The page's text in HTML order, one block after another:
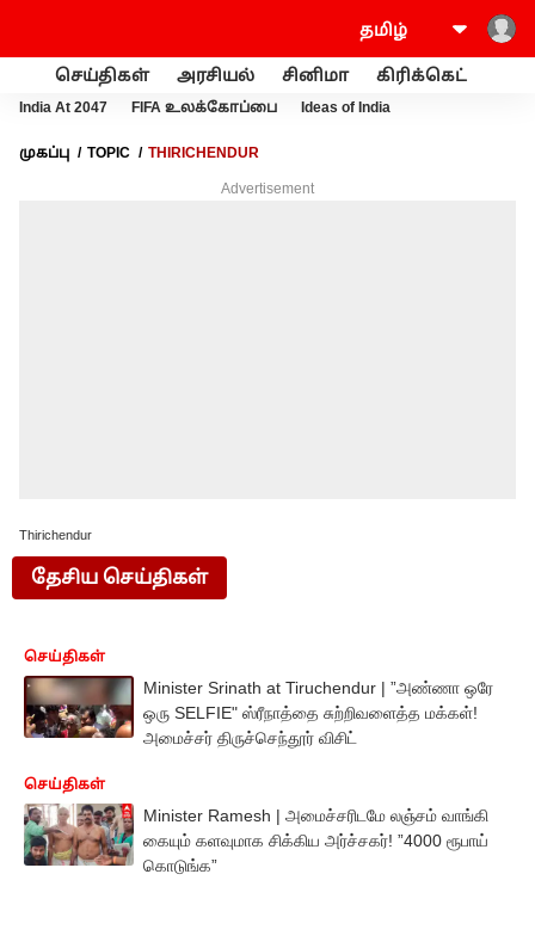
செய்திகள் அரசியல் சினிமா கிரிக்கெட்
India At 2047 FIFA உலக்கோப்பை Ideas of India
முகப்பு TOPIC THIRICHENDUR
Advertisement
Thirichendur
தேசிய செய்திகள்
செய்திகள்
Minister Srinath at Tiruchendur | ”அண்ணா ஒரே
ஒரு SELFIE" ஸ்ரீநாத்தை சுற்றிவளைத்த மக்கள்!
அமைச்சர் திருச்செந்தூர் விசிட்
செய்திகள்
Minister Ramesh | அமைச்சரிடமே லஞ்சம் வாங்கி
கையும் களவுமாக சிக்கிய அர்ச்சகர்! ”4000 ரூபாய்
கொடுங்க”